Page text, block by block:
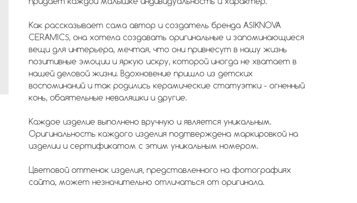
придает каждой малышке индивидуальность и характер.
Как рассказывает сама автор и создатель бренда ASIKNOVA
CERAMICS, она хотела создавать оригинальные и запоминающиеся
вещи для интерьера, мечтая, что они привнесут в нашу жизнь
позитивные эмоции и яркую искру, которой иногда не хватает в
нашей деловой жизни. Вдохновение пришло из детских
воспоминаний и так родились керамические статуэтки - огненный
конь, обаятельные неваляшки и другие.
Каждое изделие выполнено вручную и является уникальным.
Оригинальность каждого изделия подтверждена маркировкой на
изделии и сертификатом с этим уникальным номером.
Цветовой оттенок изделия, представленного на фотографиях
сайта, может незначительно отличаться от оригинала.